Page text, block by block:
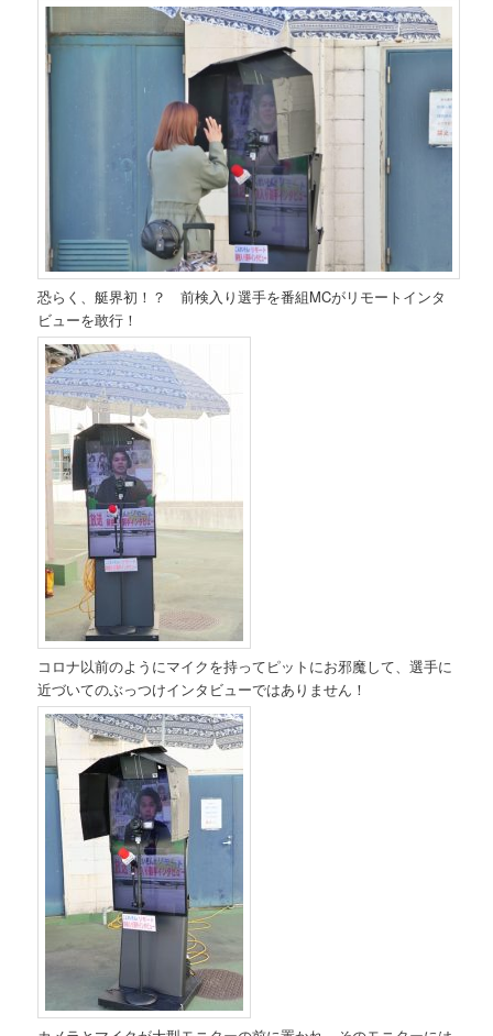
恐らく、艇界初！？ 前検入り選手を番組MCがリモートインタ
ビューを敢行！
コロナ以前のようにマイクを持ってピットにお邪魔して、選手に
近づいてのぶっつけインタビューではありません！